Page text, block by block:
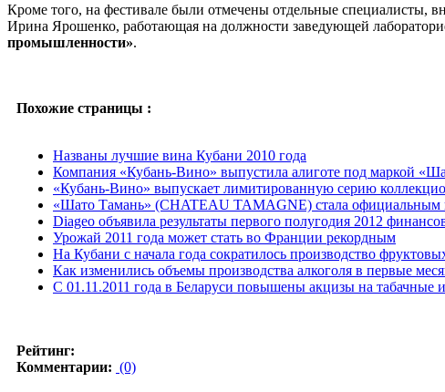
Кроме того, на фестивале были отмечены отдельные специалисты,
Ирина Ярошенко, работающая на должности заведующей
промышленности».
Похожие страницы :
Названы лучшие вина Кубани 2010 года
Компания «Кубань-Вино» выпустила алиготе под маркой
«Кубань-Вино» выпускает лимитированную серию
«Шато Тамань» (CHATEAU TAMAGNE) стала официальным
Diageo объявила результаты первого полугодия 2012
Урожай 2011 года может стать во Франции рекордным
На Кубани с начала года сократилось производство
Как изменились объемы производства алкоголя в первые
С 01.11.2011 года в Беларуси повышены акцизы на табачные
Рейтинг:
Комментарии: (0)